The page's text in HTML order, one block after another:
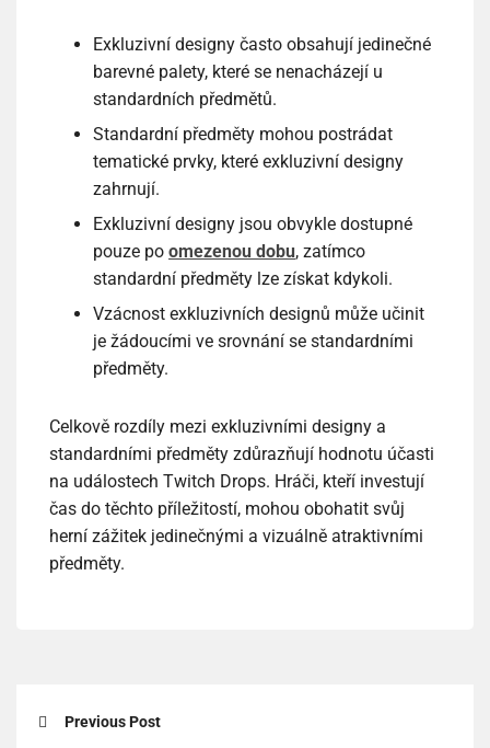
Exkluzivní designy často obsahují jedinečné
barevné palety, které se nenacházejí u
standardních předmětů.
Standardní předměty mohou postrádat
tematické prvky, které exkluzivní designy
zahrnují.
Exkluzivní designy jsou obvykle dostupné
pouze po omezenou dobu, zatímco
standardní předměty lze získat kdykoli.
Vzácnost exkluzivních designů může učinit
je žádoucími ve srovnání se standardními
předměty.
Celkově rozdíly mezi exkluzivními designy a
standardními předměty zdůrazňují hodnotu účasti
na událostech Twitch Drops. Hráči, kteří investují
čas do těchto příležitostí, mohou obohatit svůj
herní zážitek jedinečnými a vizuálně atraktivními
předměty.
Previous Post